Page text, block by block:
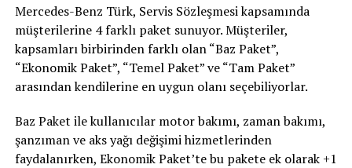
Mercedes-Benz Türk, Servis Sözleşmesi kapsamında
müşterilerine 4 farklı paket sunuyor. Müşteriler,
kapsamları birbirinden farklı olan “Baz Paket”,
“Ekonomik Paket”, “Temel Paket” ve “Tam Paket”
arasından kendilerine en uygun olanı seçebiliyorlar.
Baz Paket ile kullanıcılar motor bakımı, zaman bakımı,
şanzıman ve aks yağı değişimi hizmetlerinden
faydalanırken, Ekonomik Paket’te bu pakete ek olarak +1